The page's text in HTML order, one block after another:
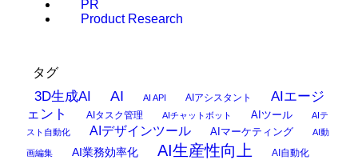
PR
Product Research
タグ
3D生成AI AI AI API AIアシスタント
AIエージ
ェント
AIタスク管理 AIチャットボット AIツール
AIテ
スト自動化
AIデザインツール AIマーケティング AI動
画編集 AI業務効率化 AI生産性向上 AI自動化